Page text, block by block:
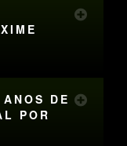
DE
POR